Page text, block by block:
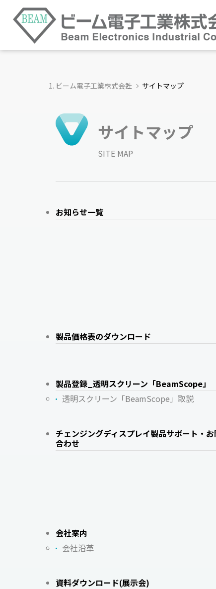
ビーム電子工業株式会社 サイトマップ
サイトマップ
SITE MAP
お知らせ一覧
製品価格表のダウンロード
製品登録_透明スクリーン「BeamScope」
透明スクリーン「BeamScope」取説
チェンジングディスプレイ製品サポート・お
合わせ
会社案内
会社沿革
資料ダウンロード(展示会)